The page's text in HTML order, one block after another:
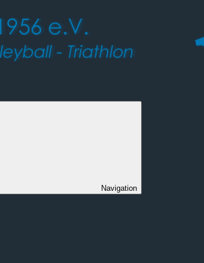
Navigation